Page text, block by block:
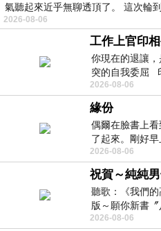
氣聽起來近乎無聊透頂了。 這次輪
2026-08-06
工作上官印
你現在的退讓
突的自我委屈
一步觀察，不會
2026-08-06
緣份
偶爾在臉書上
了起來。剛好
的貼文，在回顧
2026-08-06
祝賀～純純
聽歌：《我們
版～願你新書
經在我的版留
2026-08-06